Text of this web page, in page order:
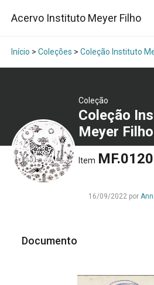
Acervo Instituto Meyer Filho
Início > Coleções > Coleção Instituto
Coleção
Coleção
Meyer Filho
Item
16/09/2022 por
Documento